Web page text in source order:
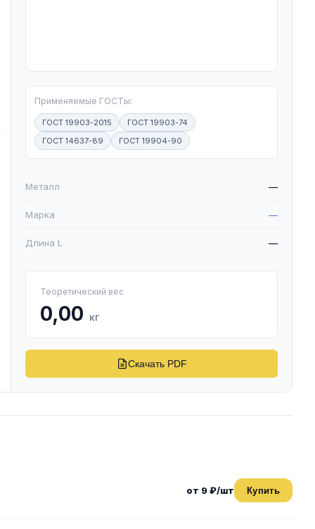
Применяемые ГОСТы:
ГОСТ 19903-2015
ГОСТ 19903-74
ГОСТ 14637-89
ГОСТ 19904-90
Металл —
Марка —
Длина L —
Теоретический вес
0,00 кг
Скачать PDF
от 9 ₽/шт Купить